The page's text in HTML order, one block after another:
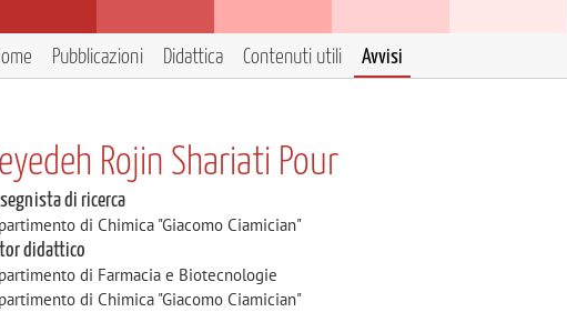
Pubblicazioni Didattica Contenuti utili Avvisi
Rojin Shariati Pour
di ricerca
di Chimica "Giacomo Ciamician"
didattico
di Farmacia e Biotecnologie
di Chimica "Giacomo Ciamician"